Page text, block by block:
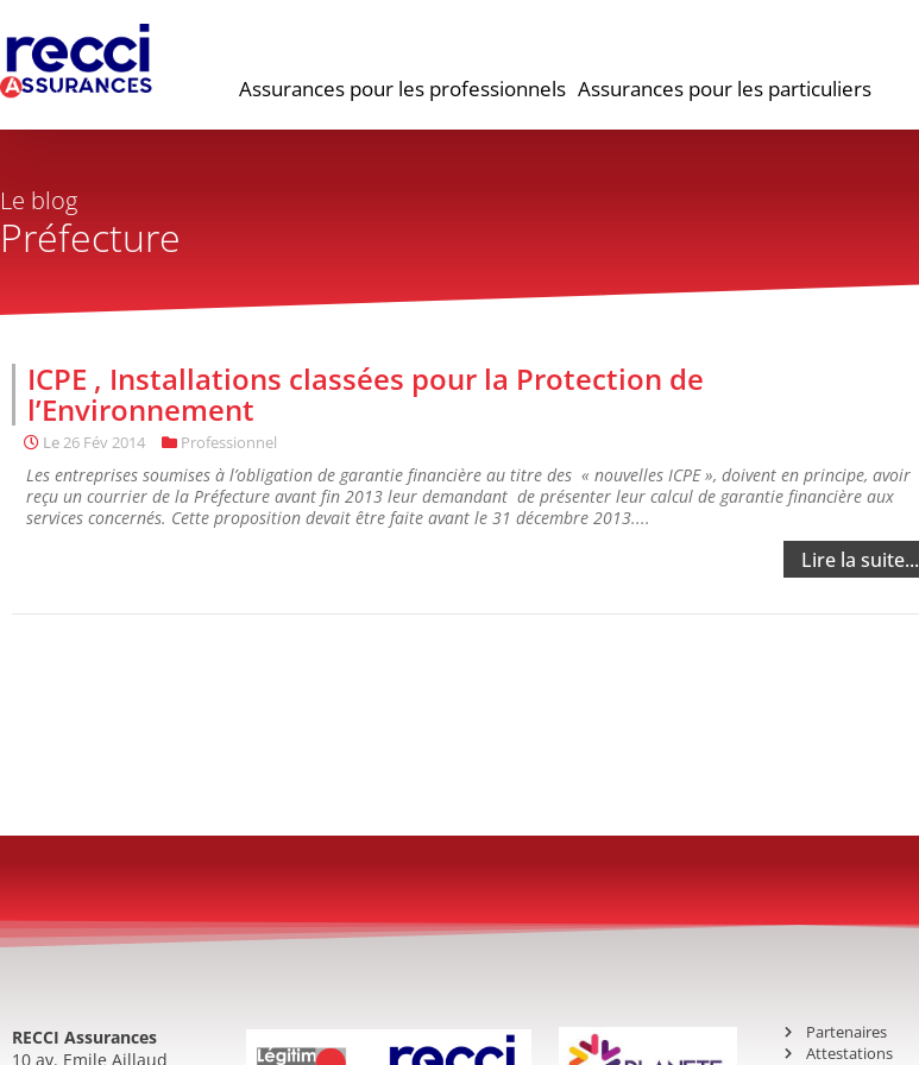
Assurances pour les professionnels Assurances pour les particuliers
Le blog
Préfecture
ICPE , Installations classées pour la Protection de
l’Environnement
Le26 Fév 2014 Professionnel
Les entreprises soumises à l’obligation de garantie financière au titre des « nouvelles ICPE », doivent en principe, avoir
reçu un courrier de la Préfecture avant fin 2013 leur demandant de présenter leur calcul de garantie financière aux
services concernés. Cette proposition devait être faite avant le 31 décembre 2013....
Lire la suite...
RECCI Assurances
10 av. Emile Aillaud
Partenaires
Attestations